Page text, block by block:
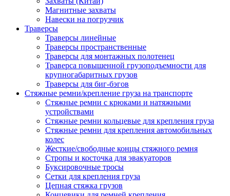
Магнитные захваты
Навески на погрузчик
Траверсы
Траверсы линейные
Траверсы пространственные
Траверсы для монтажных полотенец
Траверса повышенной грузоподъемности для
крупногабаритных грузов
Траверсы для биг-бэгов
Стяжные ремни/крепление груза на транспорте
Стяжные ремни с крюками и натяжными
устройствами
Стяжные ремни кольцевые для крепления груза
Стяжные ремни для крепления автомобильных
колес
Жесткие/свободные концы стяжного ремня
Стропы и косточка для эвакуаторов
Буксировочные тросы
Сетки для крепления груза
Цепная стяжка грузов